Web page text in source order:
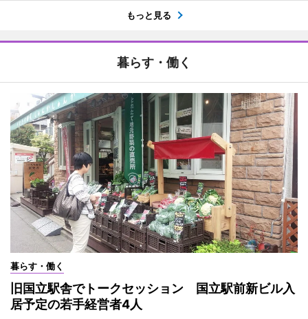
もっと見る
暮らす・働く
暮らす・働く
旧国立駅舎でトークセッション 国立駅前新ビル入
居予定の若手経営者4人